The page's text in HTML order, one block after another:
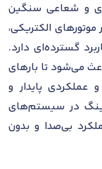
و شعاعی سنگین
الکتریکی،
گسترده‌ای دارد.
کاربردها، طراحی خاص بلبرینگ 51317 باعث می‌شود تا بارهای
پایدار و
در سیستم‌های
بی‌صدا و بدون